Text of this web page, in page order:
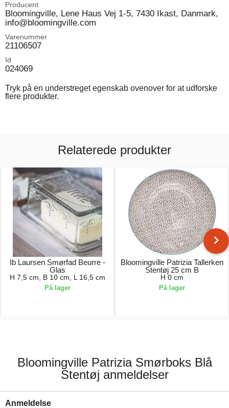
Producent
Bloomingville, Lene Haus Vej 1-5, 7430 Ikast, Danmark,
info@bloomingville.com
Varenummer
21106507
Id
024069
Tryk på en understreget egenskab ovenover for at udforske
flere produkter.
Relaterede produkter
Ib Laursen Smørfad Beurre -
Glas
H 7,5 cm, B 10 cm, L 16,5 cm
På lager
Bloomingville Patrizia Tallerken
Stentøj 25 cm B
H 0 cm
På lager
Bloomingville Patrizia Smørboks Blå
Stentøj anmeldelser
Anmeldelse